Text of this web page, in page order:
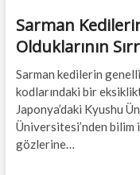
Sarman
Olduklarının
Sarman kedilerin
kodlarındaki bir
Japonya’daki Kyushu
Üniversitesi’nden bilim
gözlerine…